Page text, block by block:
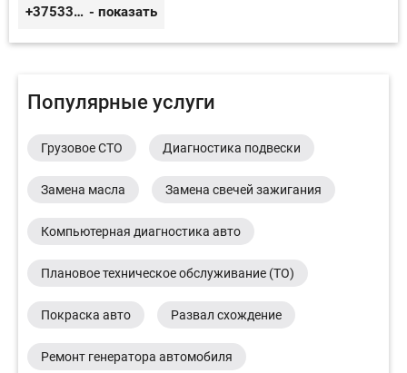
+375333416710 - показать
Популярные услуги
Грузовое СТО Диагностика подвески
Замена масла Замена свечей зажигания
Компьютерная диагностика авто
Плановое техническое обслуживание (ТО)
Покраска авто Развал схождение
Ремонт генератора автомобиля